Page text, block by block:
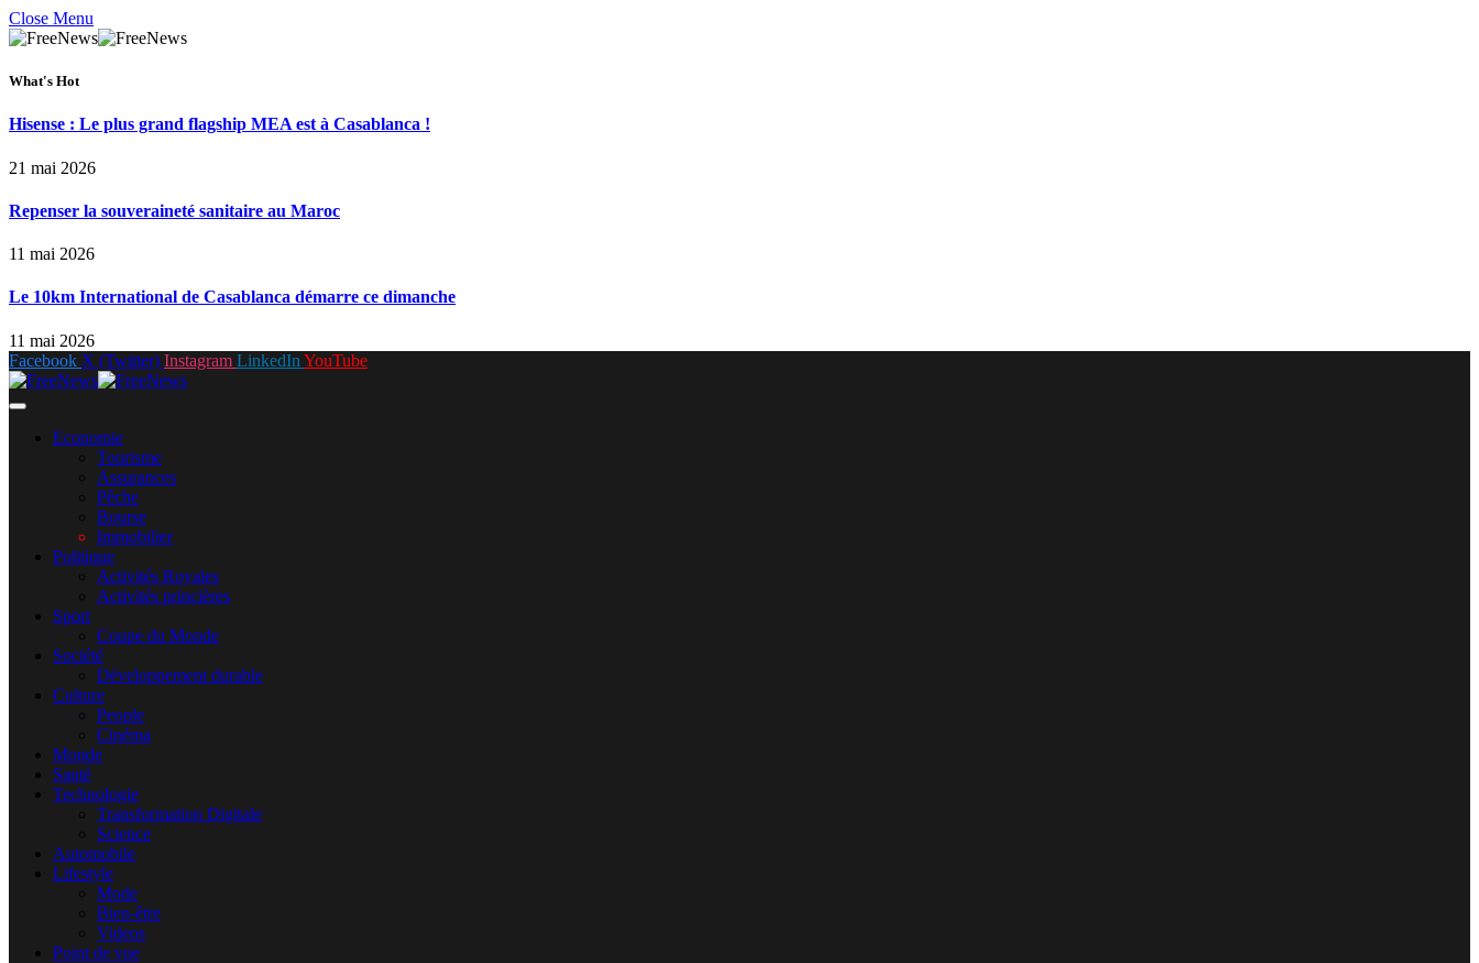
Close Menu
What's Hot
Hisense : Le plus grand flagship MEA est à Casablanca !
21 mai 2026
Repenser la souveraineté sanitaire au Maroc
11 mai 2026
Le 10km International de Casablanca démarre ce dimanche
11 mai 2026
Facebook X (Twitter) Instagram LinkedIn YouTube
Economie
Tourisme
Assurances
Pêche
Bourse
Immobilier
Politique
Activités Royales
Activités princières
Sport
Coupe du Monde
Société
Développement durable
Culture
People
Cinéma
Monde
Santé
Technologie
Transformation Digitale
Science
Automobile
Lifestyle
Mode
Bien-être
Videos
Point de vue